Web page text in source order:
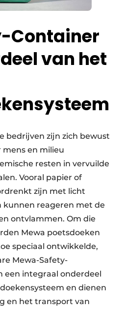
Container
van het
bedrijven zijn zich bewust
mens en milieu
resten in vervuilde
Vooral papier of
zijn met licht
reageren met de
ontvlammen. Om die
Mewa poetsdoeken
speciaal ontwikkelde,
Mewa-Safety-
een integraal onderdeel
en dienen
en het transport van